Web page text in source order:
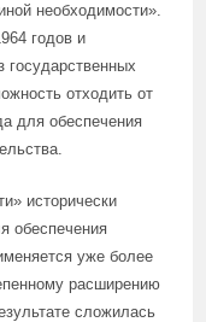
необходимости».
годов и
государственных
отходить от
для обеспечения
исторически
обеспечения
уже более
расширению
сложилась